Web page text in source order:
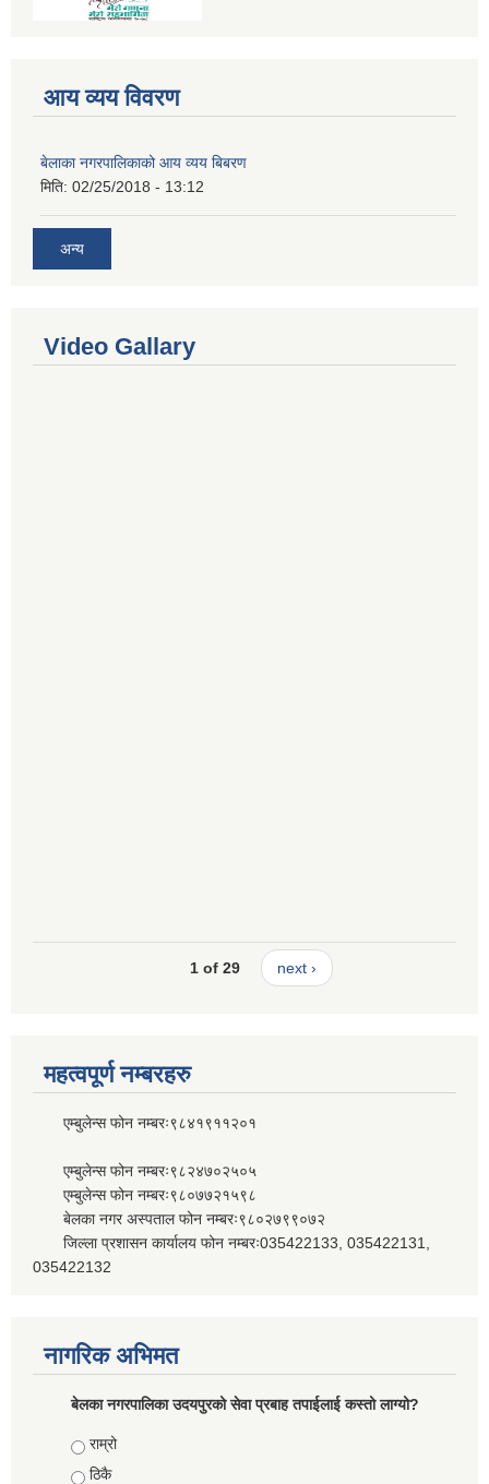
आय व्यय विवरण
बेलाका नगरपालिकाको आय व्यय बिबरण
मिति: 02/25/2018 - 13:12
अन्य
Video Gallary
1 of 29 next ›
महत्वपूर्ण नम्बरहरु
एम्बुलेन्स फोन नम्बरः९८४१९११२०१
एम्बुलेन्स फोन नम्बरः९८२४७०२५०५
एम्बुलेन्स फोन नम्बरः९८०७७२१५९८
बेलका नगर अस्पताल फोन नम्बरः९८०२७९९०७२
जिल्ला प्रशासन कार्यालय फोन नम्बरः035422133, 035422131,
035422132
नागरिक अभिमत
बेलका नगरपालिका उदयपुरको सेवा प्रबाह तपाईलाई कस्तो लाग्यो?
Choices
राम्रो
ठिकै